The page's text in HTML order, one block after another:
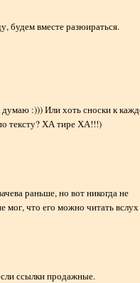
будем вместе разюираться.
:))) Или хоть сноски к
тексту? ХА тире ХА!!!)
раньше, но вот никогда не
мог, что его можно читать
ссылки продажные.